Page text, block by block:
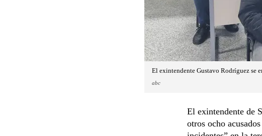
El exintendente Gustavo Rodríguez se
abc
El exintendente de
otros ocho